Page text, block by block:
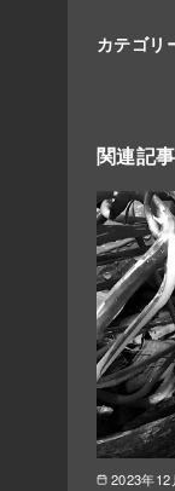
カテゴリ
関連記事
2023年12